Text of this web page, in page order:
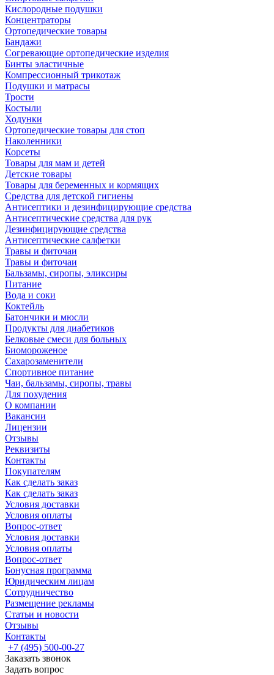
Кислородные подушки
Концентраторы
Ортопедические товары
Бандажи
Согревающие ортопедические изделия
Бинты эластичные
Компрессионный трикотаж
Подушки и матрасы
Трости
Костыли
Ходунки
Ортопедические товары для стоп
Наколенники
Корсеты
Товары для мам и детей
Детские товары
Товары для беременных и кормящих
Средства для детской гигиены
Антисептики и дезинфицирующие средства
Антисептические средства для рук
Дезинфицирующие средства
Антисептические салфетки
Травы и фиточаи
Травы и фиточаи
Бальзамы, сиропы, эликсиры
Питание
Вода и соки
Коктейль
Батончики и мюсли
Продукты для диабетиков
Белковые смеси для больных
Биомороженое
Сахарозаменители
Спортивное питание
Чаи, бальзамы, сиропы, травы
Для похудения
О компании
Вакансии
Лицензии
Отзывы
Реквизиты
Контакты
Покупателям
Как сделать заказ
Как сделать заказ
Условия доставки
Условия оплаты
Вопрос-ответ
Условия доставки
Условия оплаты
Вопрос-ответ
Бонусная программа
Юридическим лицам
Сотрудничество
Размещение рекламы
Статьи и новости
Отзывы
Контакты
+7 (495) 500-00-27
Заказать звонок
Задать вопрос